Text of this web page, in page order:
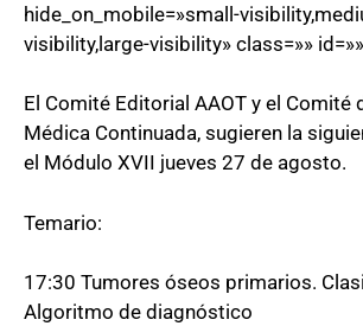
hide_on_mobile=»small-
visibility,large-visibility» class=»»
El Comité Editorial AAOT y el Comité
Médica Continuada, sugieren la
el Módulo XVII jueves 27 de agosto.
Temario:
17:30 Tumores óseos primarios.
Algoritmo de diagnóstico